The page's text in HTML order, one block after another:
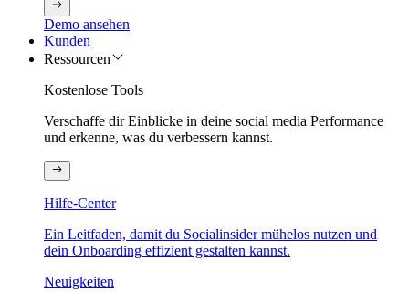
Demo ansehen
Kunden
Ressourcen
Kostenlose Tools
Verschaffe dir Einblicke in deine social media Performance
und erkenne, was du verbessern kannst.
Hilfe-Center
Ein Leitfaden, damit du Socialinsider mühelos nutzen und
dein Onboarding effizient gestalten kannst.
Neuigkeiten